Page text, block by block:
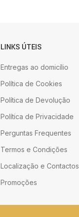
LINKS ÚTEIS
Entregas ao domicílio
Política de Cookies
Política de Devolução
Política de Privacidade
Perguntas Frequentes
Termos e Condições
Localização e Contactos
Promoções